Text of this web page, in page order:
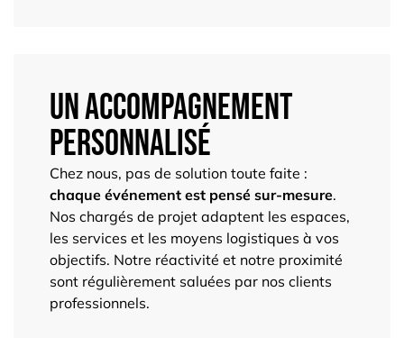
Un accompagnement
personnalisé
Chez nous, pas de solution toute faite :
chaque événement est pensé sur-mesure.
Nos chargés de projet adaptent les espaces,
les services et les moyens logistiques à vos
objectifs. Notre réactivité et notre proximité
sont régulièrement saluées par nos clients
professionnels.